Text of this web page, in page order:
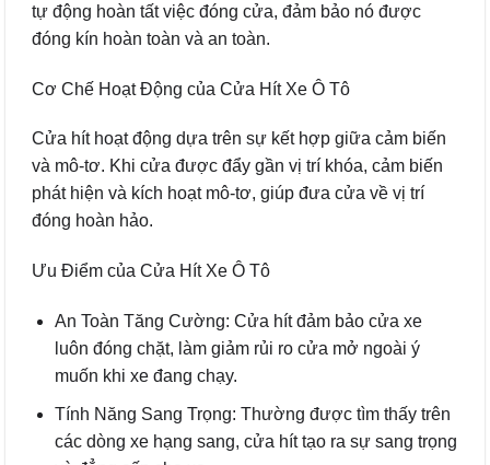
tự động hoàn tất việc đóng cửa, đảm bảo nó được
đóng kín hoàn toàn và an toàn.
Cơ Chế Hoạt Động của Cửa Hít Xe Ô Tô
Cửa hít hoạt động dựa trên sự kết hợp giữa cảm biến
và mô-tơ. Khi cửa được đẩy gần vị trí khóa, cảm biến
phát hiện và kích hoạt mô-tơ, giúp đưa cửa về vị trí
đóng hoàn hảo.
Ưu Điểm của Cửa Hít Xe Ô Tô
An Toàn Tăng Cường: Cửa hít đảm bảo cửa xe
luôn đóng chặt, làm giảm rủi ro cửa mở ngoài ý
muốn khi xe đang chạy.
Tính Năng Sang Trọng: Thường được tìm thấy trên
các dòng xe hạng sang, cửa hít tạo ra sự sang trọng